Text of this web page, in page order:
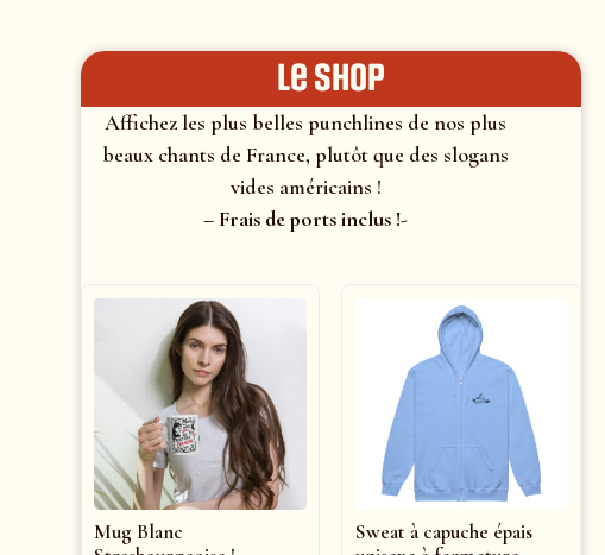
le shop
Affichez les plus belles punchlines de nos plus
beaux chants de France, plutôt que des slogans
vides américains !
– Frais de ports inclus !-
Mug Blanc
Sweat à capuche épais